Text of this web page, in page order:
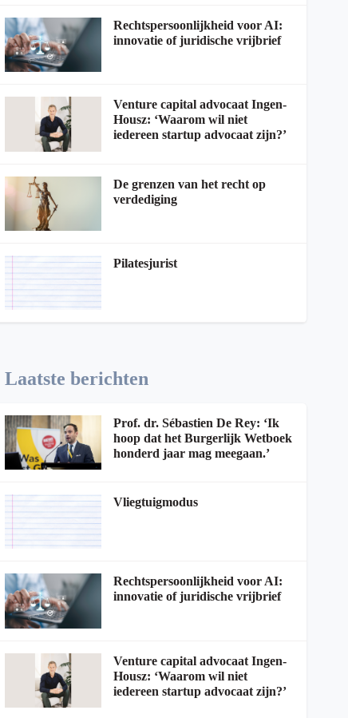
Rechtspersoonlijkheid voor AI:
innovatie of juridische vrijbrief
Venture capital advocaat Ingen-
Housz: ‘Waarom wil niet
iedereen startup advocaat zijn?’
De grenzen van het recht op
verdediging
Pilatesjurist
Laatste berichten
Prof. dr. Sébastien De Rey: ‘Ik
hoop dat het Burgerlijk Wetboek
honderd jaar mag meegaan.’
Vliegtuigmodus
Rechtspersoonlijkheid voor AI:
innovatie of juridische vrijbrief
Venture capital advocaat Ingen-
Housz: ‘Waarom wil niet
iedereen startup advocaat zijn?’